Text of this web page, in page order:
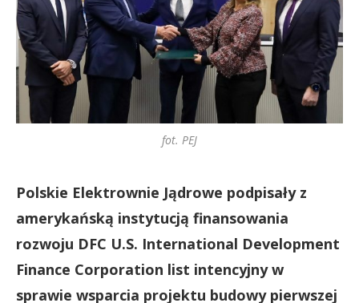
fot. PEJ
Polskie Elektrownie Jądrowe podpisały z
amerykańską instytucją finansowania
rozwoju DFC U.S. International Development
Finance Corporation list intencyjny w
sprawie wsparcia projektu budowy pierwszej